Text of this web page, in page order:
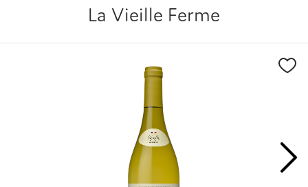
La Vieille Ferme